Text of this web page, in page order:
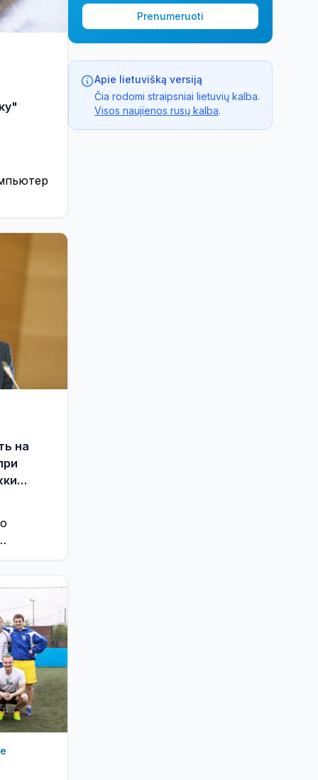
Chrome
...
на
Prenumeruoti
Apie lietuvišką versiją
Čia rodomi straipsniai lietuvių kalba.
Visos naujienos rusų kalba.